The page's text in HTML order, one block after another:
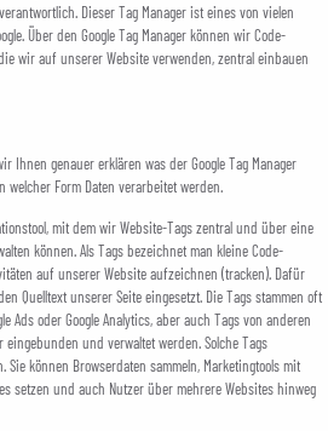
Dieser Tag Manager ist eines von vielen
Über den Google Tag Manager können wir Code-
wir auf unserer Website verwenden, zentral einbauen
Ihnen genauer erklären was der Google Tag Manager
Form Daten verarbeitet werden.
mit dem wir Website-Tags zentral und über eine
können. Als Tags bezeichnet man kleine Code-
auf unserer Website aufzeichnen (tracken). Dafür
Quelltext unserer Seite eingesetzt. Die Tags stammen oft
Ads oder Google Analytics, aber auch Tags von anderen
und verwaltet werden. Solche Tags
können Browserdaten sammeln, Marketingtools mit
setzen und auch Nutzer über mehrere Websites hinweg